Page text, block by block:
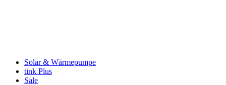
Solar & Wärmepumpe
tink Plus
Sale